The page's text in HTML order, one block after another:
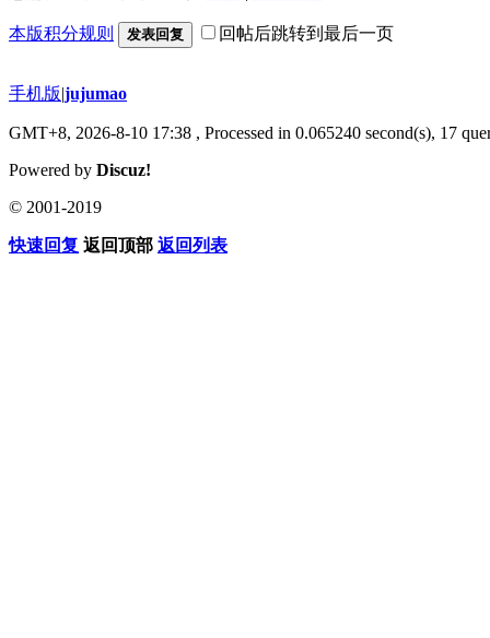
本版积分规则 发表回复 回帖后跳转到最后一页
手机版|jujumao
GMT+8, 2026-8-10 17:38 , Processed in 0.065240 second(s), 17
Powered by Discuz!
© 2001-2019
快速回复 返回顶部 返回列表